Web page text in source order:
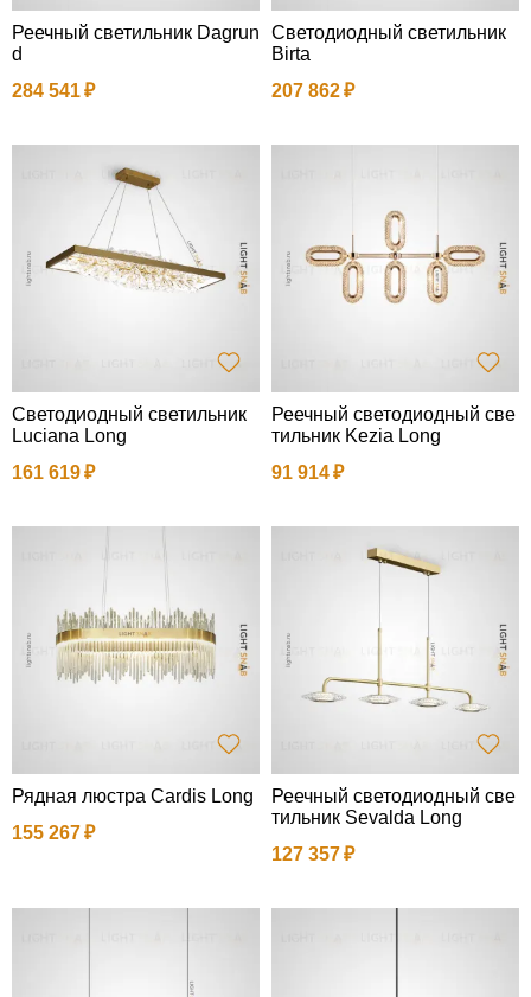
Реечный светильник Dagrun
d
284 541
Светодиодный светильник
Birta
207 862
Светодиодный светильник
Luciana Long
161 619
Реечный светодиодный све
тильник Kezia Long
91 914
Рядная люстра Cardis Long
155 267
Реечный светодиодный све
тильник Sevalda Long
127 357